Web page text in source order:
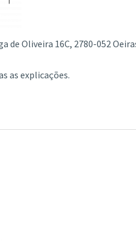
de Oliveira 16C, 2780-052
as explicações.